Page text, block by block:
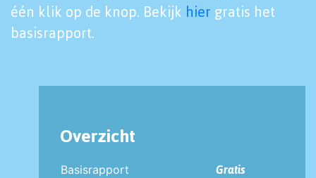
één klik op de knop. Bekijk hier gratis het
basisrapport.
Overzicht
Basisrapport
Gratis